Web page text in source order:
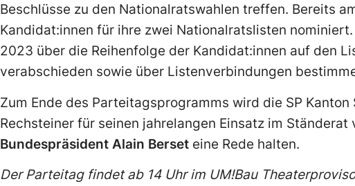
Beschlüsse zu den Nationalratswahlen treffen. Bereits
Kandidat:innen für ihre zwei Nationalratslisten
2023 über die Reihenfolge der Kandidat:innen auf den
verabschieden sowie über Listenverbindungen
Zum Ende des Parteitagsprogramms wird die SP
Rechsteiner für seinen jahrelangen Einsatz im Ständerat
Bundespräsident Alain Berset eine Rede halten.
Der Parteitag findet ab 14 Uhr im UM!Bau